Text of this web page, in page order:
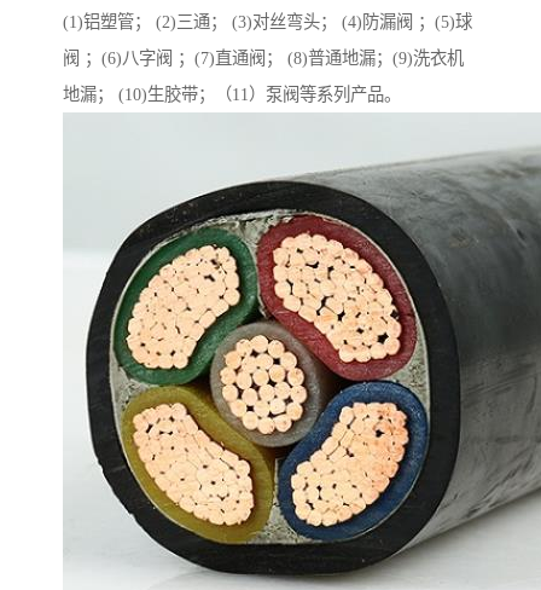
(1)铝塑管； (2)三通； (3)对丝弯头； (4)防漏阀 ；(5)球
阀 ；(6)八字阀 ；(7)直通阀； (8)普通地漏；(9)洗衣机
地漏； (10)生胶带；（11）泵阀等系列产品。